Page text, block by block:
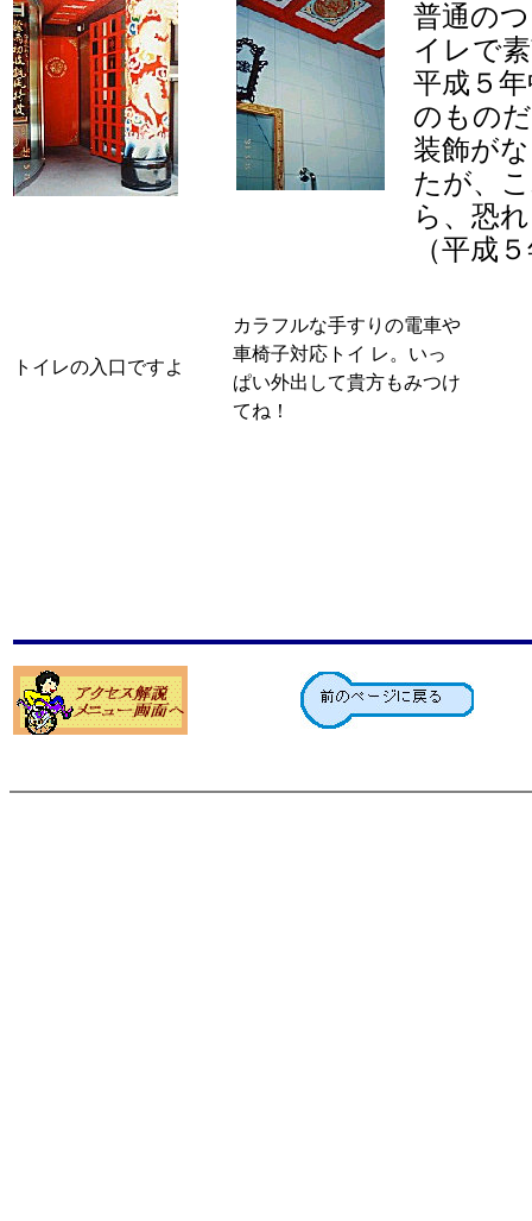
普通の
イレで
平成５
のもの
装飾が
たが、
ら、恐
（平成
トイレの入口ですよ
カラフルな手すりの電車や
車椅子対応トイ レ。いっ
ぱい外出して貴方もみつけ
てね！